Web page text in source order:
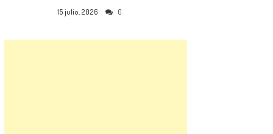
15 julio, 2026 0